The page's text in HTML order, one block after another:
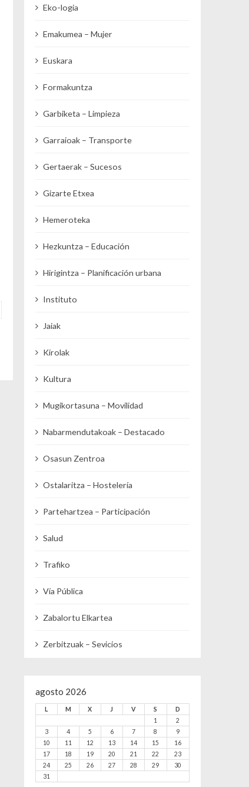
Eko-logia
Emakumea – Mujer
Euskara
Formakuntza
Garbiketa – Limpieza
Garraioak – Transporte
Gertaerak – Sucesos
Gizarte Etxea
Hemeroteka
Hezkuntza – Educación
Hirigintza – Planificación urbana
Instituto
Jaiak
Kirolak
Kultura
Mugikortasuna – Movilidad
Nabarmendutakoak – Destacado
Osasun Zentroa
Ostalaritza – Hostelería
Partehartzea – Participación
Salud
Trafiko
Vía Pública
Zabalortu Elkartea
Zerbitzuak – Sevicios
agosto 2026
L M X J V S
D
1
2
3
4 5 6 7 8
9
10
11 12 13 14 15
16
17
18 19 20 21 22
23
24
25 26 27 28 29
30
31